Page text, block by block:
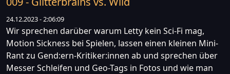
24.12.2023 - 2:06:09
Wir sprechen darüber warum Letty kein Sci-Fi mag,
Motion Sickness bei Spielen, lassen einen kleinen Mini-
Rant zu Gend:ern-Kritiker:innen ab und sprechen über
Messer Schleifen und Geo-Tags in Fotos und wie man